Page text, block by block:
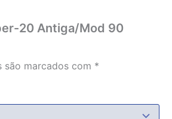
20 Antiga/Mod 90
marcados com *